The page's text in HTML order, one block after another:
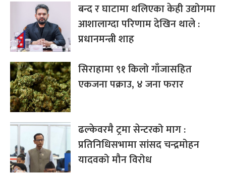
बन्द र घाटामा थलिएका केही उद्योगमा
आशालाग्दा परिणाम देखिन थाले :
प्रधानमन्त्री शाह
सिराहामा ९१ किलो गाँजासहित
एकजना पक्राउ, ४ जना फरार
ढल्केवरमै ट्रमा सेन्टरको माग :
प्रतिनिधिसभामा सांसद चन्द्रमोहन
यादवको मौन विरोध